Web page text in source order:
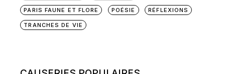
PARIS FAUNE ET FLORE POÉSIE RÉFLEXIONS
TRANCHES DE VIE